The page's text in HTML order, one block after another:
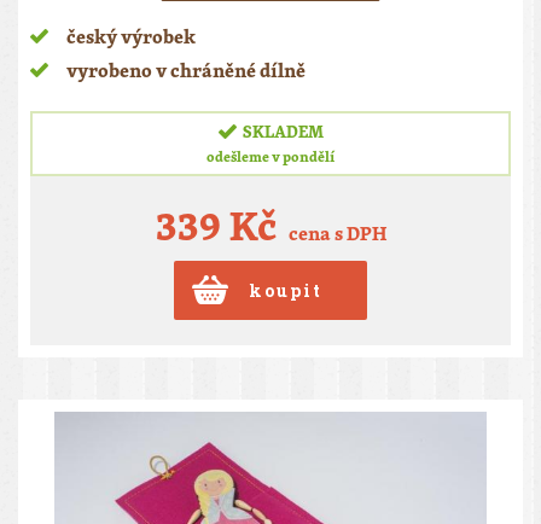
český výrobek
vyrobeno v chráněné dílně
SKLADEM
odešleme v pondělí
339 Kč cena s DPH